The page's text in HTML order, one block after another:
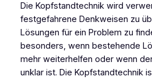
Die Kopfstandtechnik wird
festgefahrene Denkweisen zu
Lösungen für ein Problem zu
besonders, wenn bestehende
mehr weiterhelfen oder wenn
unklar ist. Die Kopfstandtechnik